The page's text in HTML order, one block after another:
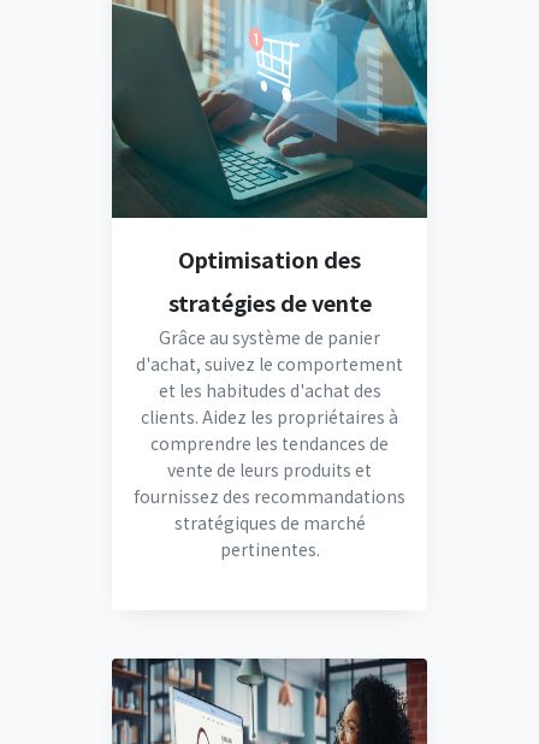
Optimisation des
stratégies de vente
Grâce au système de panier
d'achat, suivez le comportement
et les habitudes d'achat des
clients. Aidez les propriétaires à
comprendre les tendances de
vente de leurs produits et
fournissez des recommandations
stratégiques de marché
pertinentes.